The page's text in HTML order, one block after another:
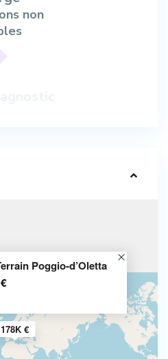
non
178K €
Poggio-d’Oletta